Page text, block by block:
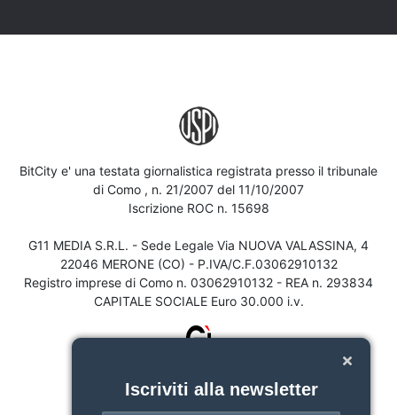
BitCity e' una testata giornalistica registrata presso il tribunale
di Como , n. 21/2007 del 11/10/2007
Iscrizione ROC n. 15698
G11 MEDIA S.R.L. - Sede Legale Via NUOVA VALASSINA, 4
22046 MERONE (CO) - P.IVA/C.F.03062910132
Registro imprese di Como n. 03062910132 - REA n. 293834
CAPITALE SOCIALE Euro 30.000 i.v.
Iscriviti alla newsletter